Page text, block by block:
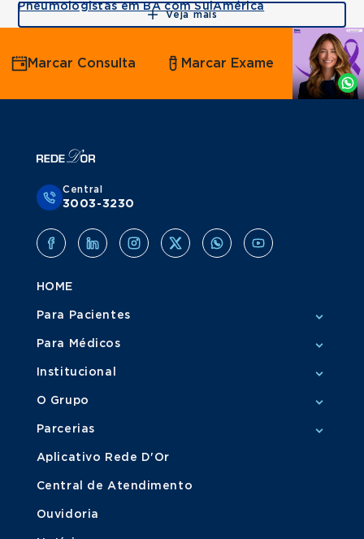
Pneumologistas em BA com SulAmérica
Veja mais
Agende
por
Whatsapp
Marcar Consulta Marcar Exame
Central
3003-3230
HOME
Para Pacientes
Para Médicos
Institucional
O Grupo
Parcerias
Aplicativo Rede D'Or
Central de Atendimento
Ouvidoria